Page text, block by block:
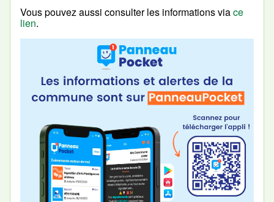
Vous pouvez aussi consulter les informations viace
lien.